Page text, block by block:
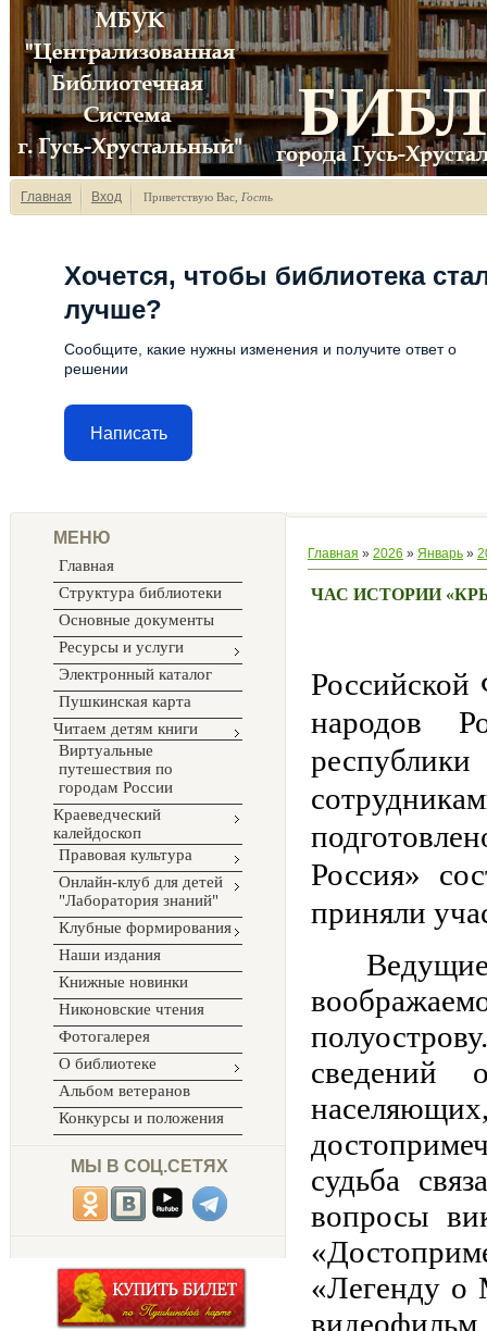
Главная Вход Приветствую Вас Гость
Хочется, чтобы библиотека
лучше?
Сообщите, какие нужны изменения и получите ответ о
решении
Написать
МЕНЮ
Главная
Структура библиотеки
Основные документы
Ресурсы и услуги
Электронный каталог
Пушкинская карта
Читаем детям книги
Виртуальные
путешествия по
городам России
Краеведческий
калейдоскоп
Правовая культура
Онлайн-клуб для детей
"Лаборатория знаний"
Клубные формирования
Наши издания
Книжные новинки
Никоновские чтения
Фотогалерея
О библиотеке
Альбом ветеранов
Конкурсы и положения
МЫ В СОЦ.СЕТЯХ
Главная » 2026 » Январь »
ЧАС ИСТОРИИ
народов
Россия»
приняли
Ведущие
судьба
вопросы
«Легенду о